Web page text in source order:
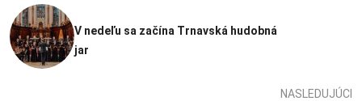
V nedeľu sa začína Trnavská hudobná
jar
NASLEDUJÚCI